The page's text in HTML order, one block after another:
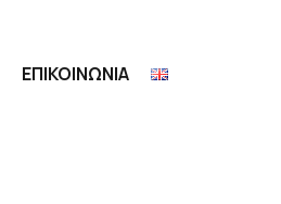
ΕΠΙΚΟΙΝΩΝΙΑ